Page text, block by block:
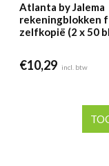
Atlanta by Jalema
rekeningblokken
zelfkopië (2 x 50
€10,29 incl. btw